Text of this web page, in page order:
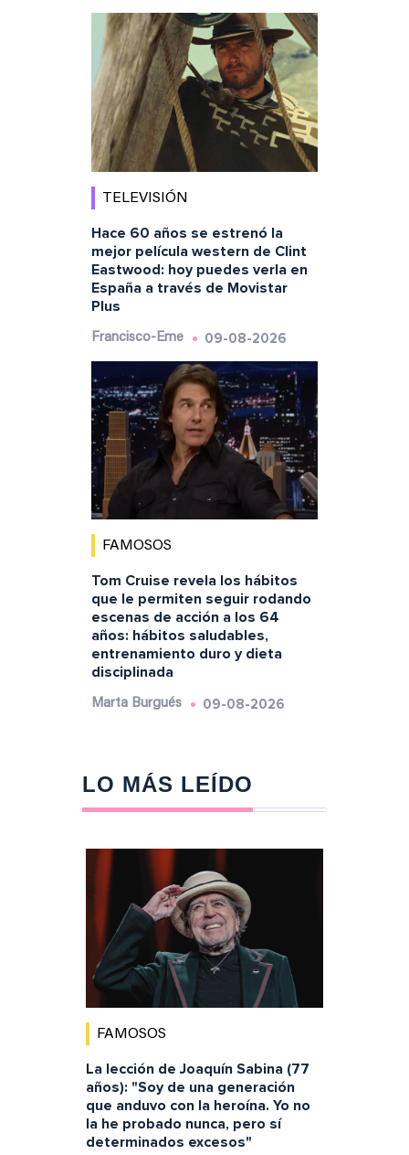
TELEVISIÓN
Hace 60 años se estrenó la
mejor película western de Clint
Eastwood: hoy puedes verla en
España a través de Movistar
Plus
Francisco-Eme 09-08-2026
FAMOSOS
Tom Cruise revela los hábitos
que le permiten seguir rodando
escenas de acción a los 64
años: hábitos saludables,
entrenamiento duro y dieta
disciplinada
Marta Burgués 09-08-2026
LO MÁS LEÍDO
FAMOSOS
La lección de Joaquín Sabina (77
años): "Soy de una generación
que anduvo con la heroína. Yo no
la he probado nunca, pero sí
determinados excesos"